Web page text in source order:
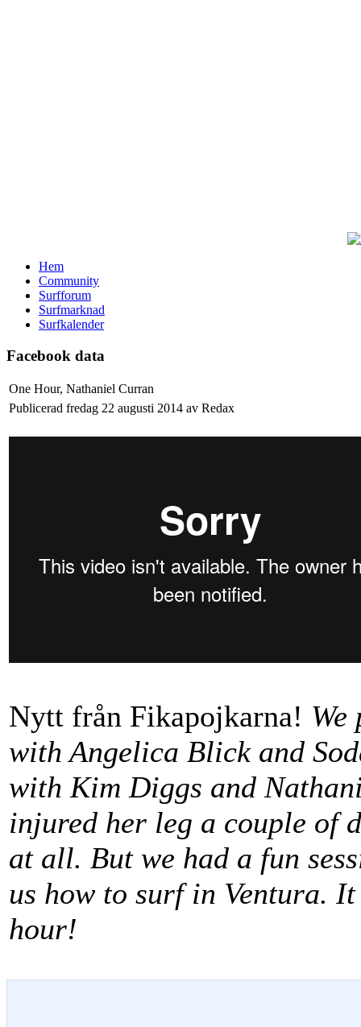
Hem
Community
Surfforum
Surfmarknad
Surfkalender
Facebook data
One Hour, Nathaniel Curran
Publicerad fredag 22 augusti 2014 av Redax
Nytt från Fikapojkarna!
with Angelica Blick and
with Kim Diggs and
injured her leg a couple of
at all. But we had a fun
us how to surf in Ventura.
hour!